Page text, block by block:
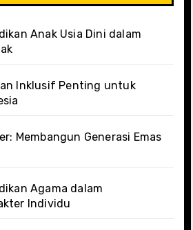
Anak Usia Dini dalam
Inklusif Penting untuk
Membangun Generasi Emas
Agama dalam
Individu